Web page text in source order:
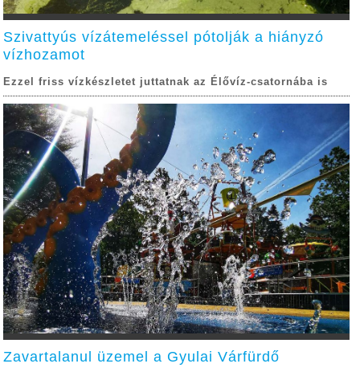
Szivattyús vízátemeléssel pótolják a hiányzó
vízhozamot
Ezzel friss vízkészletet juttatnak az Élővíz-csatornába is
Zavartalanul üzemel a Gyulai Várfürdő